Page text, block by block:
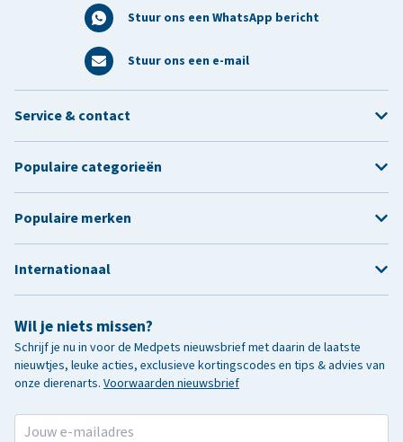
Stuur ons een WhatsApp bericht
Stuur ons een e-mail
Wil je niets missen?
Schrijf je nu in voor de Medpets nieuwsbrief met daarin de laatste
nieuwtjes, leuke acties, exclusieve kortingscodes en tips & advies van
onze dierenarts. Voorwaarden nieuwsbrief
Service & contact
Populaire categorieën
Populaire merken
Internationaal